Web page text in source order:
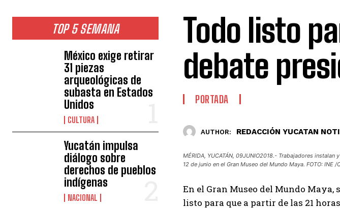
TOP 5 SEMANA
México exige retirar
31 piezas
arqueológicas de
subasta en Estados
Unidos
CULTURA
Yucatán impulsa
diálogo sobre
derechos de pueblos
indígenas
NACIONAL
Todo listo
debate
PORTADA
AUTHOR: REDACCIÓN YUCATAN
MÉRIDA, YUCATÁN, 09JUNIO2018.- Trabajadores
12 de junio en el Gran Museo del Mundo Maya. FOTO: INE /
En el Gran Museo del Mundo
listo para que a partir de las 21